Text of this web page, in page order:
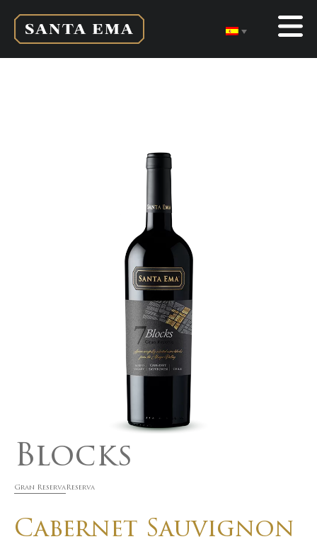
Blocks
Gran Reserva Reserva
Cabernet Sauvignon